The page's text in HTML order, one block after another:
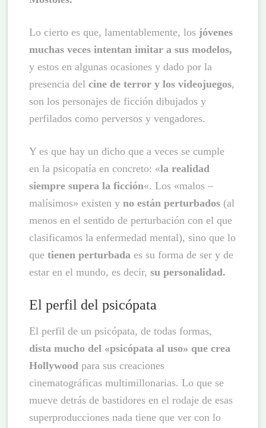
Lo cierto es que, lamentablemente, los jóvenes
muchas veces intentan imitar a sus modelos,
y estos en algunas ocasiones y dado por la
presencia delcine de terror y los videojuegos,
son los personajes de ficción dibujados y
perfilados como perversos y vengadores.
Y es que hay un dicho que a veces se cumple
en la psicopatía en concreto: «la realidad
siempre supera la ficción«. Los «malos –
malísimos» existen yno están perturbados (al
menos en el sentido de perturbación con el que
clasificamos la enfermedad mental), sino que lo
que tienen perturbada es su forma de ser y de
estar en el mundo, es decir,su personalidad.
El perfil del psicópata
El perfil de un psicópata, de todas formas,
dista mucho del «psicópata al uso» que crea
Hollywood para sus creaciones
cinematográficas multimillonarias. Lo que se
mueve detrás de bastidores en el rodaje de esas
superproducciones nada tiene que ver con lo